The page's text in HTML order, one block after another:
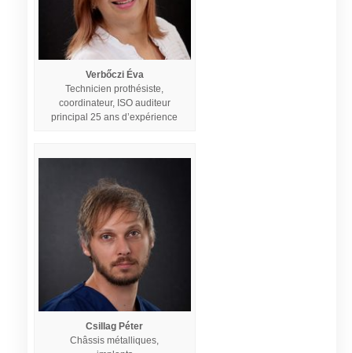
Verbőczi Éva
Technicien prothésiste,
coordinateur, ISO auditeur
principal 25 ans d’expérience
Csillag Péter
Châssis métalliques,